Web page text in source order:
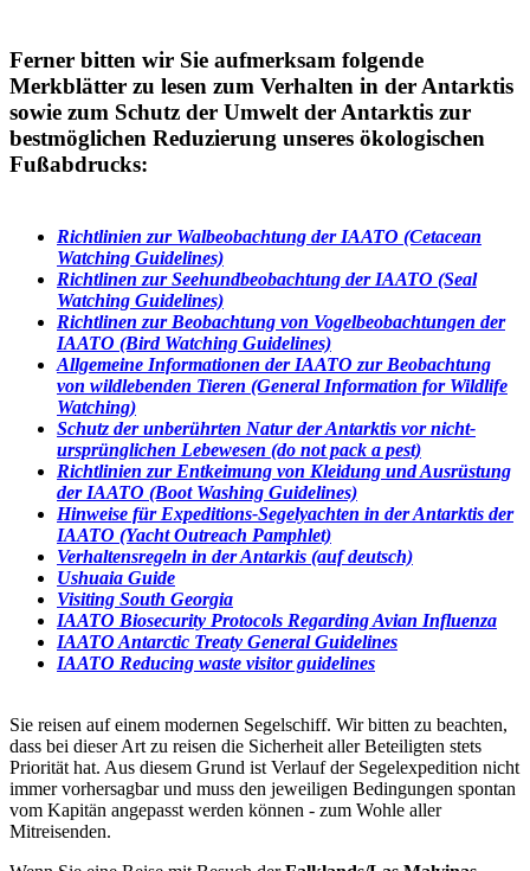
Ferner bitten wir Sie aufmerksam folgende
Merkblätter zu lesen zum Verhalten in der Antarktis
sowie zum Schutz der Umwelt der Antarktis zur
bestmöglichen Reduzierung unseres ökologischen
Fußabdrucks:
Richtlinien zur Walbeobachtung der IAATO (Cetacean
Watching Guidelines)
Richtlinen zur Seehundbeobachtung der IAATO (Seal
Watching Guidelines)
Richtlinen zur Beobachtung von Vogelbeobachtungen der
IAATO (Bird Watching Guidelines)
Allgemeine Informationen der IAATO zur Beobachtung
von wildlebenden Tieren (General Information for Wildlife
Watching)
Schutz der unberührten Natur der Antarktis vor nicht-
ursprünglichen Lebewesen (do not pack a pest)
Richtlinien zur Entkeimung von Kleidung und Ausrüstung
der IAATO (Boot Washing Guidelines)
Hinweise für Expeditions-Segelyachten in der Antarktis der
IAATO (Yacht Outreach Pamphlet)
Verhaltensregeln in der Antarkis (auf deutsch)
Ushuaia Guide
Visiting South Georgia
IAATO Biosecurity Protocols Regarding Avian Influenza
IAATO Antarctic Treaty General Guidelines
IAATO Reducing waste visitor guidelines
Sie reisen auf einem modernen Segelschiff. Wir bitten zu beachten,
dass bei dieser Art zu reisen die Sicherheit aller Beteiligten stets
Priorität hat. Aus diesem Grund ist Verlauf der Segelexpedition nicht
immer vorhersagbar und muss den jeweiligen Bedingungen spontan
vom Kapitän angepasst werden können - zum Wohle aller
Mitreisenden.